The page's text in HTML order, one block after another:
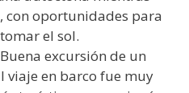
con oportunidades para
el sol.
excursión de un
viaje en barco fue muy